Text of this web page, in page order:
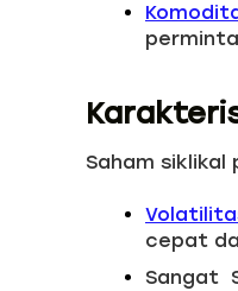
Saham
cepat
Sangat